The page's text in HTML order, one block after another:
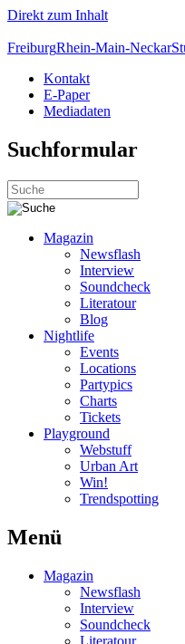
Direkt zum Inhalt
FreiburgRhein-Main-Neckar
Kontakt
E-Paper
Mediadaten
Suchformular
Magazin
Newsflash
Interview
Soundcheck
Literatour
Blog
Nightlife
Events
Locations
Partypics
Charts
Tickets
Playground
Webstuff
Urban Art
Win!
Trendspotting
Menü
Magazin
Newsflash
Interview
Soundcheck
Literatour